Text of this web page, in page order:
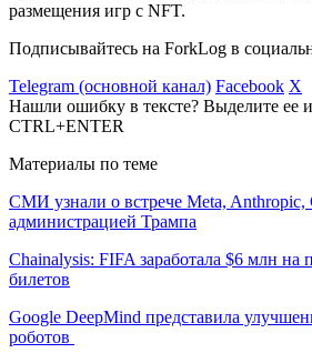
размещения игр с NFT.
Подписывайтесь на ForkLog в
Telegram (основной канал) Facebook X
Нашли ошибку в тексте? Выделите ее
CTRL+ENTER
Материалы по теме
СМИ узнали о встрече Meta, Anthropic,
администрацией Трампа
Chainalysis: FIFA заработала $6 млн на
билетов
Google DeepMind представила
роботов